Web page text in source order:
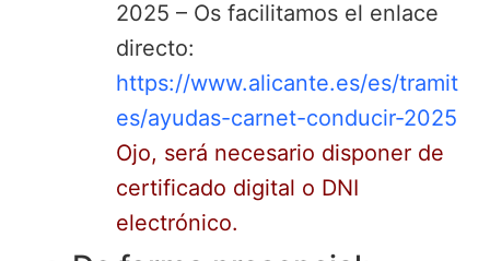
2025 – Os facilitamos el enlace
directo:
https://www.alicante.es/es/tramit
es/ayudas-carnet-conducir-2025
Ojo, será necesario disponer de
certificado digital o DNI
electrónico.